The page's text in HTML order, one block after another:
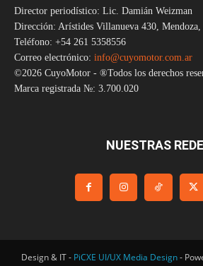
Director periodístico: Lic. Damián Weizman
Dirección: Arístides Villanueva 430,
Teléfono: +54 261 5358556
Correo electrónico: info@cuyomotor.com.ar
©2026 CuyoMotor - ®Todos los derechos
Marca registrada №: 3.700.020
NUESTRAS
Design & IT - PiCXE UI/UX Media Design-